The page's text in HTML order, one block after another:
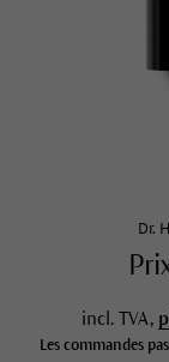
Dr.
incl. TVA,
Les commandes